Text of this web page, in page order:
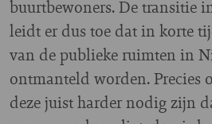
buurtbewoners. De transitie
leidt er dus toe dat in korte
van de publieke ruimten in
ontmanteld worden. Precies
deze juist harder nodig zijn